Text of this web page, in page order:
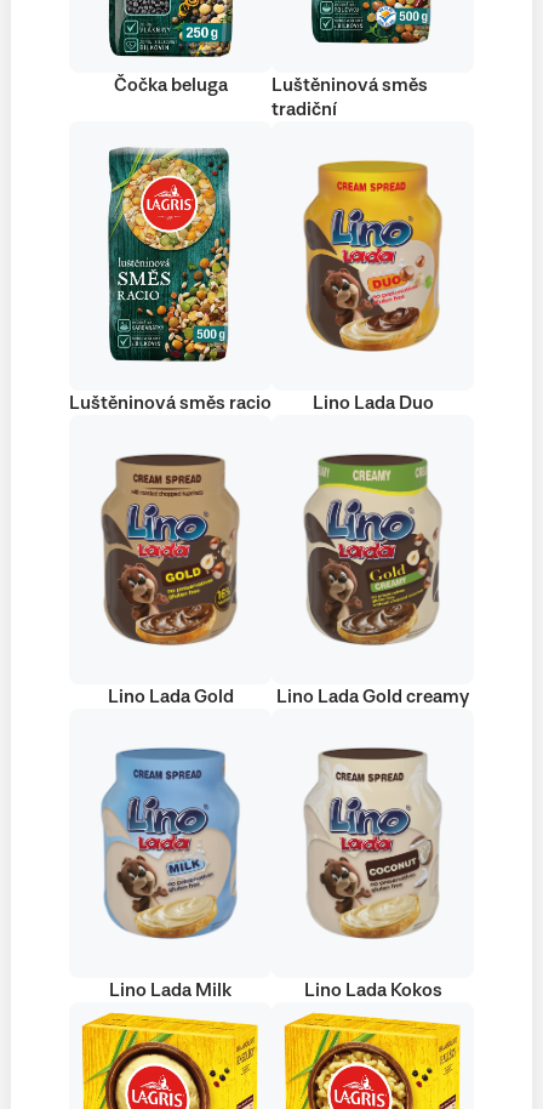
Čočka beluga
Luštěninová směs
tradiční
Luštěninová směs racio Lino Lada Duo
Lino Lada Gold Lino Lada Gold creamy
Lino Lada Milk Lino Lada Kokos